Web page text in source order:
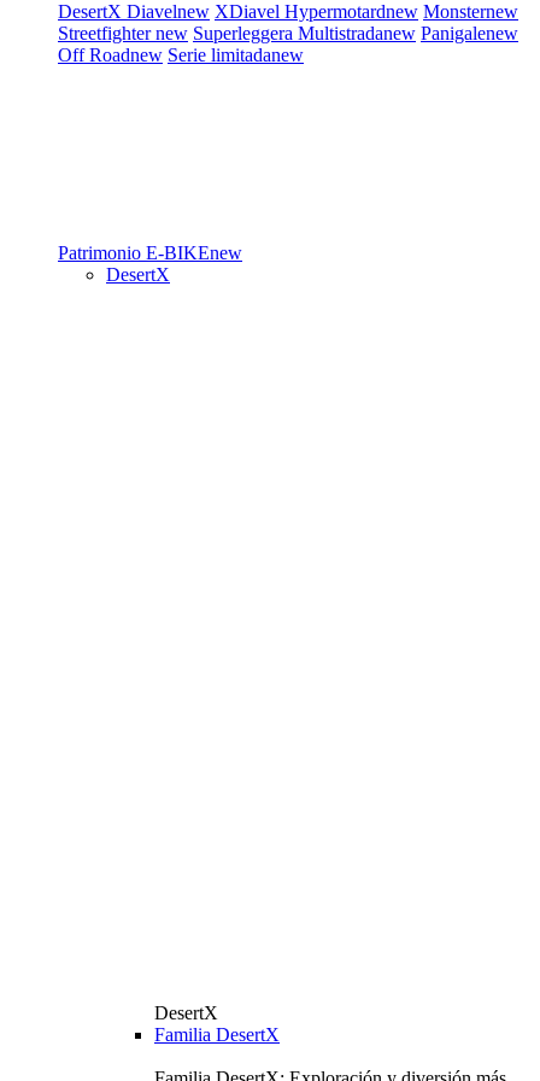
DesertX Diavelnew XDiavel Hypermotardnew Monsternew
Streetfighternew Superleggera Multistradanew Panigalenew
Off Roadnew Serie limitadanew
Patrimonio E-BIKEnew
DesertX
DesertX
Familia DesertX